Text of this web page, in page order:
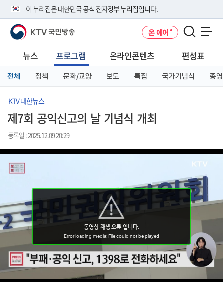
이 누리집은 대한민국 공식 전자정부 누리집입니다.
공식 누리집 주소 확인하기
니다.
이밖에 or.kr 또는 .kr등 다른 도메인 주소를 사용하고 있다면 아래 URL에
서 도메인 주소를 확인해 보세요
KTV 국민방송 온 에어
뉴스 프로그램 온라인콘텐츠 편성표
전체 정책 문화/교양 보도 특집 국가기념식 종영
KTV 대한뉴스
제7회 공익신고의 날 기념식 개최
등록일 : 2025.12.09 20:29